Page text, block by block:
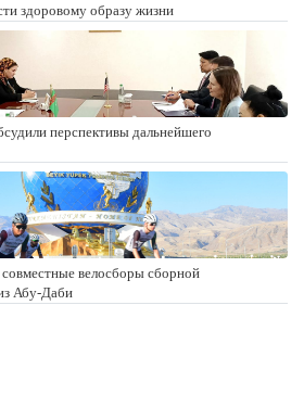
здоровому образу жизни
перспективы дальнейшего
велосборы сборной
Абу-Даби